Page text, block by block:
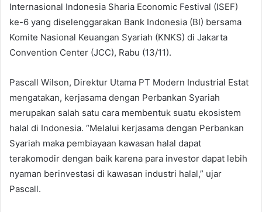
Internasional Indonesia Sharia Economic Festival (ISEF)
ke-6 yang diselenggarakan Bank Indonesia (BI) bersama
Komite Nasional Keuangan Syariah (KNKS) di Jakarta
Convention Center (JCC), Rabu (13/11).
Pascall Wilson, Direktur Utama PT Modern Industrial Estat
mengatakan, kerjasama dengan Perbankan Syariah
merupakan salah satu cara membentuk suatu ekosistem
halal di Indonesia. “Melalui kerjasama dengan Perbankan
Syariah maka pembiayaan kawasan halal dapat
terakomodir dengan baik karena para investor dapat lebih
nyaman berinvestasi di kawasan industri halal,” ujar
Pascall.